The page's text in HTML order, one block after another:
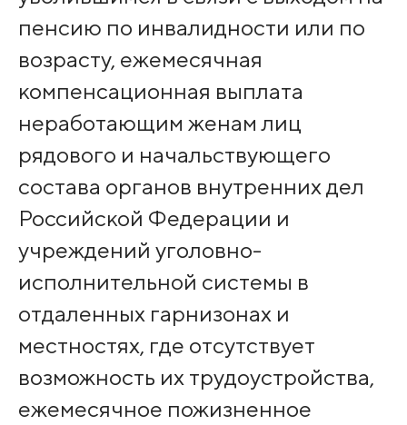
пенсию по инвалидности или по
возрасту, ежемесячная
компенсационная выплата
неработающим женам лиц
рядового и начальствующего
состава органов внутренних дел
Российской Федерации и
учреждений уголовно-
исполнительной системы в
отдаленных гарнизонах и
местностях, где отсутствует
возможность их трудоустройства,
ежемесячное пожизненное